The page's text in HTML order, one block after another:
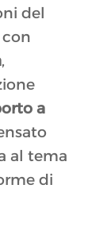
del
,
a
al tema
di